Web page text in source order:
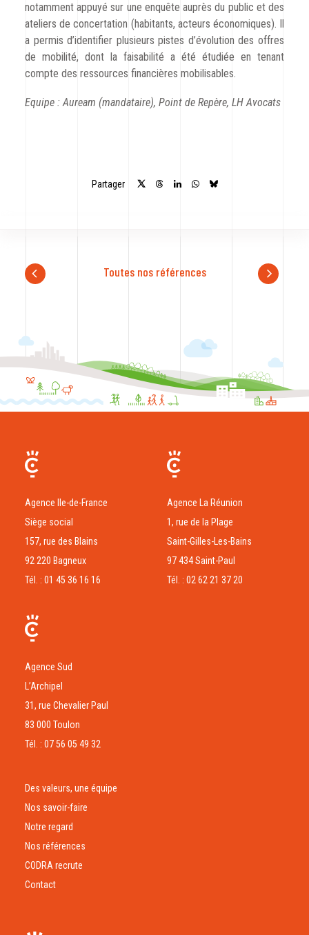
notamment appuyé sur une enquête auprès du public et des
ateliers de concertation (habitants, acteurs économiques). Il
a permis d’identifier plusieurs pistes d’évolution des offres
de mobilité, dont la faisabilité a été étudiée en tenant
compte des ressources financières mobilisables.
Equipe :Auream (mandataire), Point de Repère, LH Avocats
Partager
Toutes nos références
Agence Ile-de-France
Siège social
157, rue des Blains
92 220 Bagneux
Tél. : 01 45 36 16 16
Agence La Réunion
1, rue de la Plage
Saint-Gilles-Les-Bains
97 434 Saint-Paul
Tél. : 02 62 21 37 20
Agence Sud
L’Archipel
31, rue Chevalier Paul
83 000 Toulon
Tél. : 07 56 05 49 32
Des valeurs, une équipe
Nos savoir-faire
Notre regard
Nos références
CODRA recrute
Contact